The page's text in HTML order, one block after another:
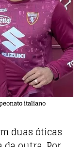
italiano
duas óticas